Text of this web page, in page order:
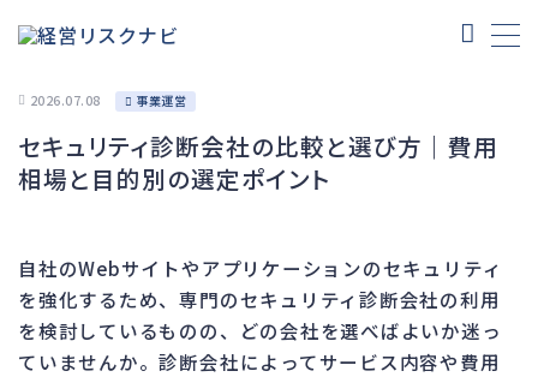
財務 668
資金繰り 191
資産売却 187
法務
差押・強制執行 226
2026.07.08 事業運営
セキュリティ診断会社の比較と選び方｜費用
相場と目的別の選定ポイント
自社のWebサイトやアプリケーションのセキュリティ
を強化するため、専門のセキュリティ診断会社の利用
を検討しているものの、どの会社を選べばよいか迷っ
ていませんか。診断会社によってサービス内容や費用